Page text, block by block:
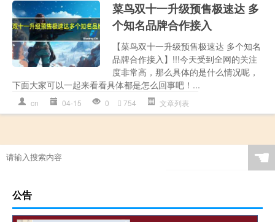
菜鸟双十一升级预售极速达 多
个知名品牌合作接入
【菜鸟双十一升级预售极速达 多个知名
品牌合作接入】!!!今天受到全网的关注
度非常高，那么具体的是什么情况呢，
下面大家可以一起来看看具体都是怎么回事吧！...
cn 04-15 0 754 文章列表
☚
公告